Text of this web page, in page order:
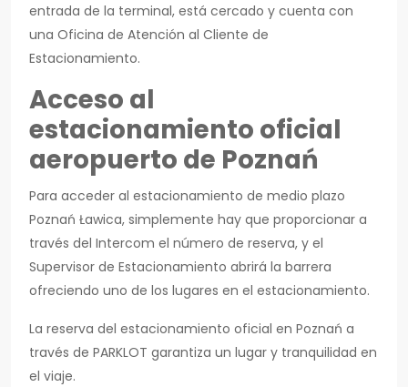
entrada de la terminal, está cercado y cuenta con
una Oficina de Atención al Cliente de
Estacionamiento.
Acceso al
estacionamiento oficial
aeropuerto de Poznań
Para acceder al estacionamiento de medio plazo
Poznań Ławica, simplemente hay que proporcionar a
través del Intercom el número de reserva, y el
Supervisor de Estacionamiento abrirá la barrera
ofreciendo uno de los lugares en el estacionamiento.
La reserva del estacionamiento oficial en Poznań a
través de PARKLOT garantiza un lugar y tranquilidad en
el viaje.